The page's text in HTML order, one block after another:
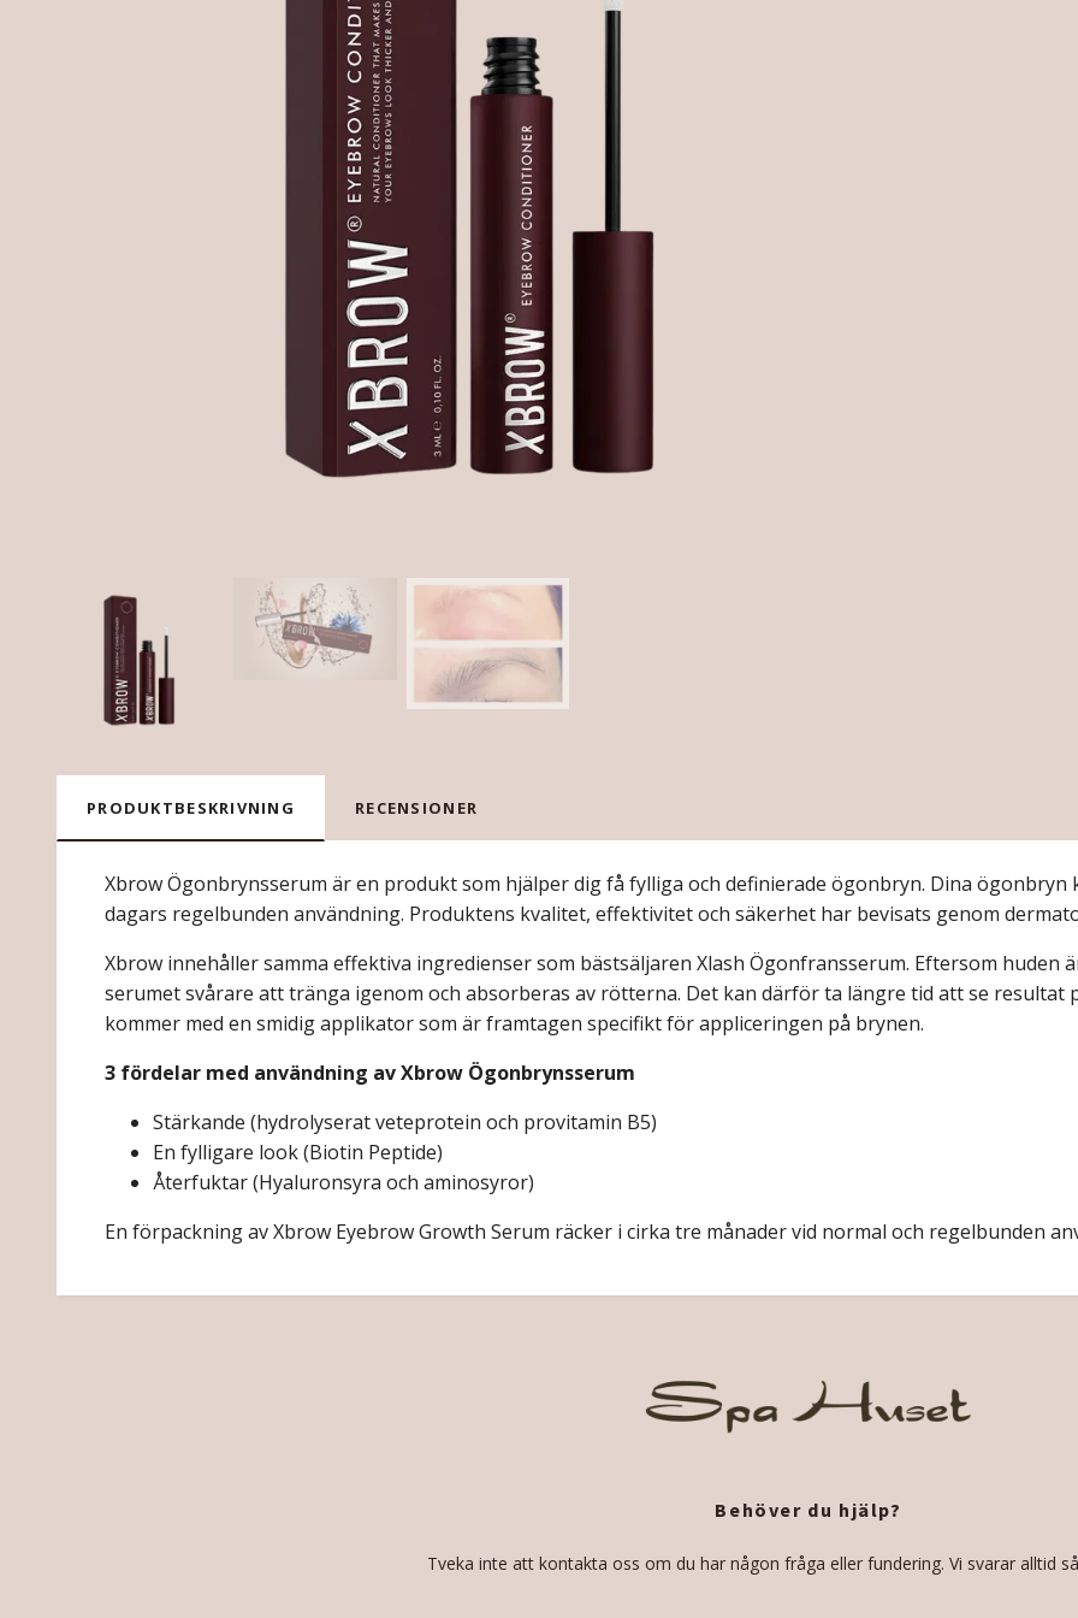
PRODUKTBESKRIVNING RECENSIONER
Xbrow Ögonbrynsserum är en produkt som hjälper dig få fylliga och definierade ögonbryn. Dina
dagars regelbunden användning. Produktens kvalitet, effektivitet och säkerhet har bevisats genom
Xbrow innehåller samma effektiva ingredienser som bästsäljaren Xlash Ögonfransserum. Eftersom
serumet svårare att tränga igenom och absorberas av rötterna. Det kan därför ta längre tid att se resultat
kommer med en smidig applikator som är framtagen specifikt för appliceringen på brynen.
3 fördelar med användning av Xbrow Ögonbrynsserum
Stärkande (hydrolyseratveteprotein och provitamin B5)
En fylligare look (Biotin Peptide)
Återfuktar (Hyaluronsyra och aminosyror)
En förpackning av Xbrow Eyebrow Growth Serum räcker i cirka tre månader vid normal och regelbunden
Behöver du hjälp?
Tveka inte att kontakta oss om du har någon fråga eller fundering. Vi svarar alltid